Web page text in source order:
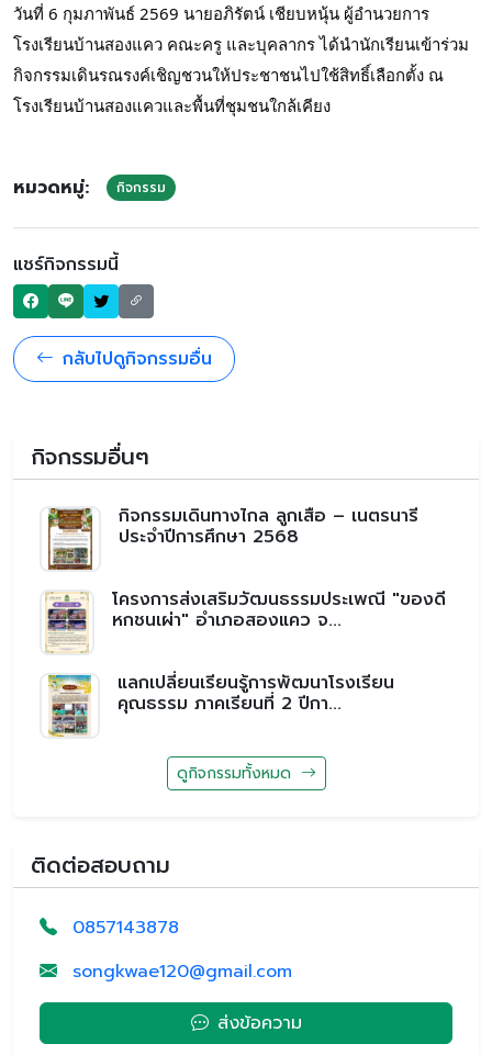
วันที่ 6 กุมภาพันธ์ 2569 นายอภิรัตน์ เชียบหนุ้น ผู้อำนวยการ
โรงเรียนบ้านสองแคว คณะครู และบุคลากร ได้นำนักเรียนเข้าร่วม
กิจกรรมเดินรณรงค์เชิญชวนให้ประชาชนไปใช้สิทธิ์เลือกตั้ง ณ
โรงเรียนบ้านสองแควและพื้นที่ชุมชนใกล้เคียง
หมวดหมู่: กิจกรรม
แชร์กิจกรรมนี้
กลับไปดูกิจกรรมอื่น
กิจกรรมอื่นๆ
กิจกรรมเดินทางไกล ลูกเสือ – เนตรนารี
ประจำปีการศึกษา 2568
โครงการส่งเสริมวัฒนธรรมประเพณี "ของดี
หกชนเผ่า" อำเภอสองแคว จ...
แลกเปลี่ยนเรียนรู้การพัฒนาโรงเรียน
คุณธรรม ภาคเรียนที่ 2 ปีกา...
ดูกิจกรรมทั้งหมด
ติดต่อสอบถาม
0857143878
songkwae120@gmail.com
ส่งข้อความ